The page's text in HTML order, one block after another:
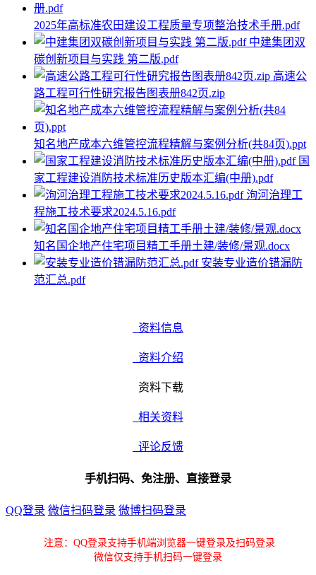
2025年高标准农田建设工程质量专项整治技术手册.pdf
中建集团双
碳创新项目与实践 第二版.pdf
高速公
路工程可行性研究报告图表册842页.zip
知名地产成本六维管控流程精解与案例分析(共84页).ppt
国
家工程建设消防技术标准历史版本汇编(中册).pdf
泃河治理工
程施工技术要求2024.5.16.pdf
知名国企地产住宅项目精工手册土建/装修/景观.docx
安装专业造价错漏防
范汇总.pdf
资料信息
资料介绍
资料下载
相关资料
评论反馈
手机扫码、免注册、直接登录
QQ登录 微信扫码登录 微博扫码登录
注意：QQ登录支持手机端浏览器一键登录及扫码登录
微信仅支持手机扫码一键登录